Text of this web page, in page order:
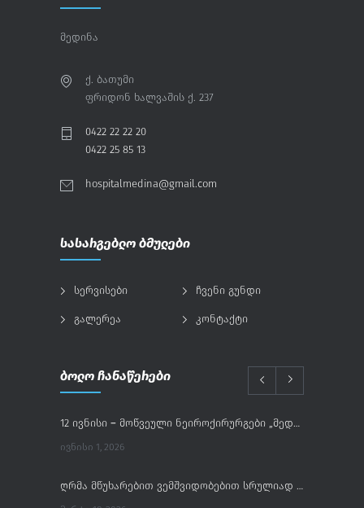
მედინა
ქ. ბათუმი
ფრიდონ ხალვაშის ქ. 237
0422 22 22 20
0422 25 85 13
hospitalmedina@gmail.com
სასარგებლო ბმულები
სერვისები ჩვენი გუნდი
გალერეა კონტაქტი
ბოლო ჩანაწერები
12 ივნისი – მოწვეული ნეიროქირურგები „მედინაში“
ᲘᲕᲜᲘᲡᲘ 1, 2026
ღრმა მწუხარებით ვემშვიდობებით სრულიად საქართველოს კათოლიკოს-პატრიარქს, ილია II-ს